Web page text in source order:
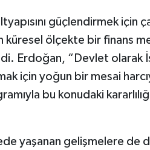
güçlendirmek için
küresel ölçekte bir finans
Erdoğan, “Devlet olarak
için yoğun bir mesai
bu konudaki
yaşanan gelişmelere de